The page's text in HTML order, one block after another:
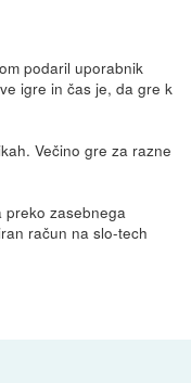
podaril uporabnik
igre in čas je, da gre k
Večino gre za razne
preko zasebnega
račun na slo-tech